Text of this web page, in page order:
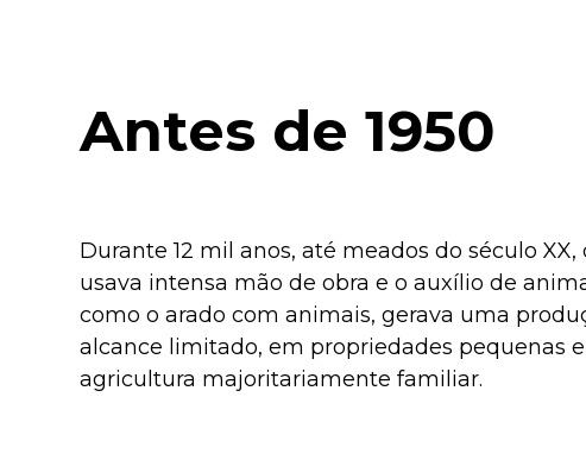
Antes de 1950
Durante 12 mil anos, até meados do século
usava intensa mão de obra e o auxílio de
como o arado com animais, gerava uma
alcance limitado, em propriedades pequenas
agricultura majoritariamente familiar.